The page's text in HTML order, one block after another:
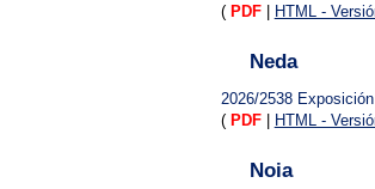
( PDF HTML -
Neda
2026/2538
( PDF HTML -
Noia